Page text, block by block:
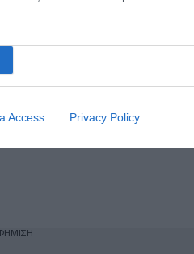
Access Privacy Policy
– Την έσωσαν